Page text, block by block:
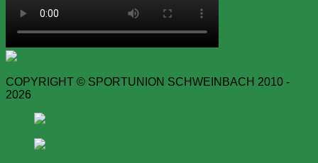
COPYRIGHT © SPORTUNION SCHWEINBACH 2010 -
2026